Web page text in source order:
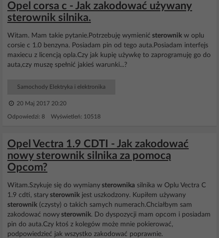
Opel corsa c - Jak zakodować używany
sterownik silnika.
Witam. Mam takie pytanie.Potrzebuję wymienić sterownik w oplu
corsie c 1.0 benzyna. Posiadam pin od tego auta.Posiadam interfejs
maxiecu z licencją opla.Czy jak kupię używkę to zaprogramuję go do
auta,czy muszę spełnić jakieś warunki...?
Samochody Elektryka i elektronika
20 Maj 2017 20:20
Odpowiedzi: 8 Wyświetleń: 10518
Opel Vectra 1.9 CDTI - Jak zakodować
nowy sterownik silnika za pomocą
Opcom?
Witam.Szykuje się do wymiany sterownika silnika w Oplu Vectra C
1.9 cdti, stary sterownik jest uszkodzony. Kupiłem używany
sterownik (czysty) o takich samych numerach.Chciałbym sam
zakodować nowy sterownik. Do dyspozycji mam opcom i posiadam
pin do auta.Czy ktoś z kolegów może mnie pokierować,
podpowiedzieć jak wszystko zakodować poprawnie.